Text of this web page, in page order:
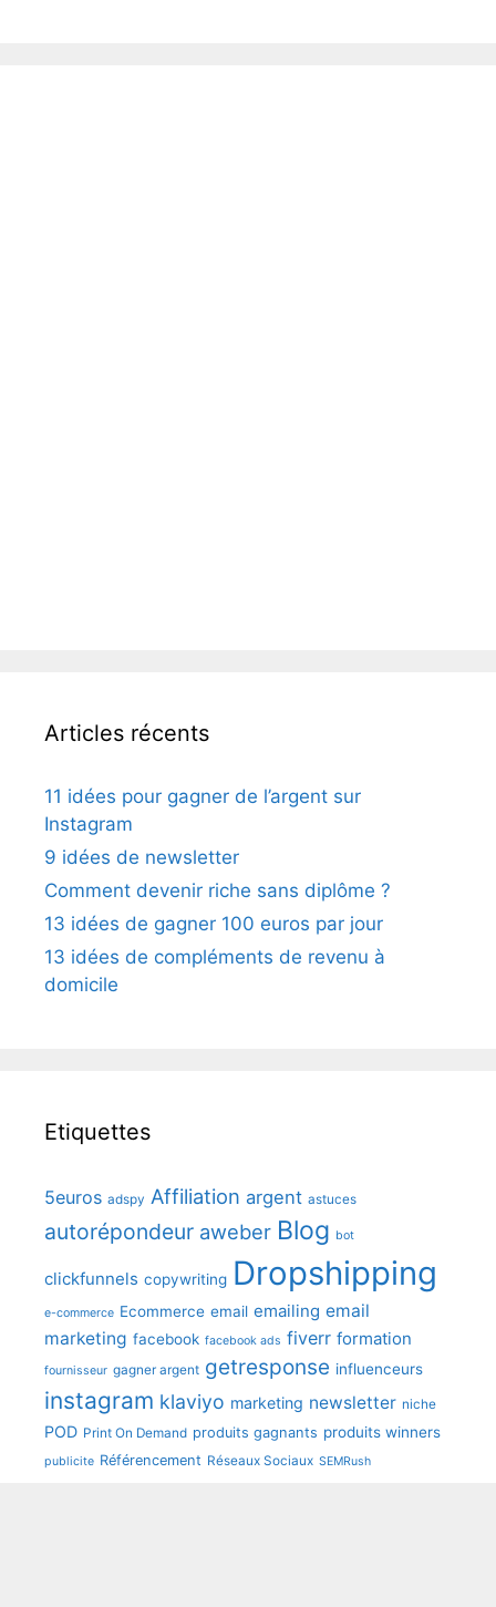
Articles récents
11 idées pour gagner de l’argent sur
Instagram
9 idées de newsletter
Comment devenir riche sans diplôme ?
13 idées de gagner 100 euros par jour
13 idées de compléments de revenu à
domicile
Etiquettes
5euros adspy Affiliation argent astuces
autorépondeur aweber Blog bot
clickfunnels copywriting Dropshipping
e-commerce Ecommerce email emailing email
marketing facebook facebook ads fiverr formation
fournisseur gagner argent getresponse influenceurs
instagram klaviyo marketing newsletter niche
POD Print On Demand produits gagnants produits winners
publicite Référencement Réseaux Sociaux SEMRush